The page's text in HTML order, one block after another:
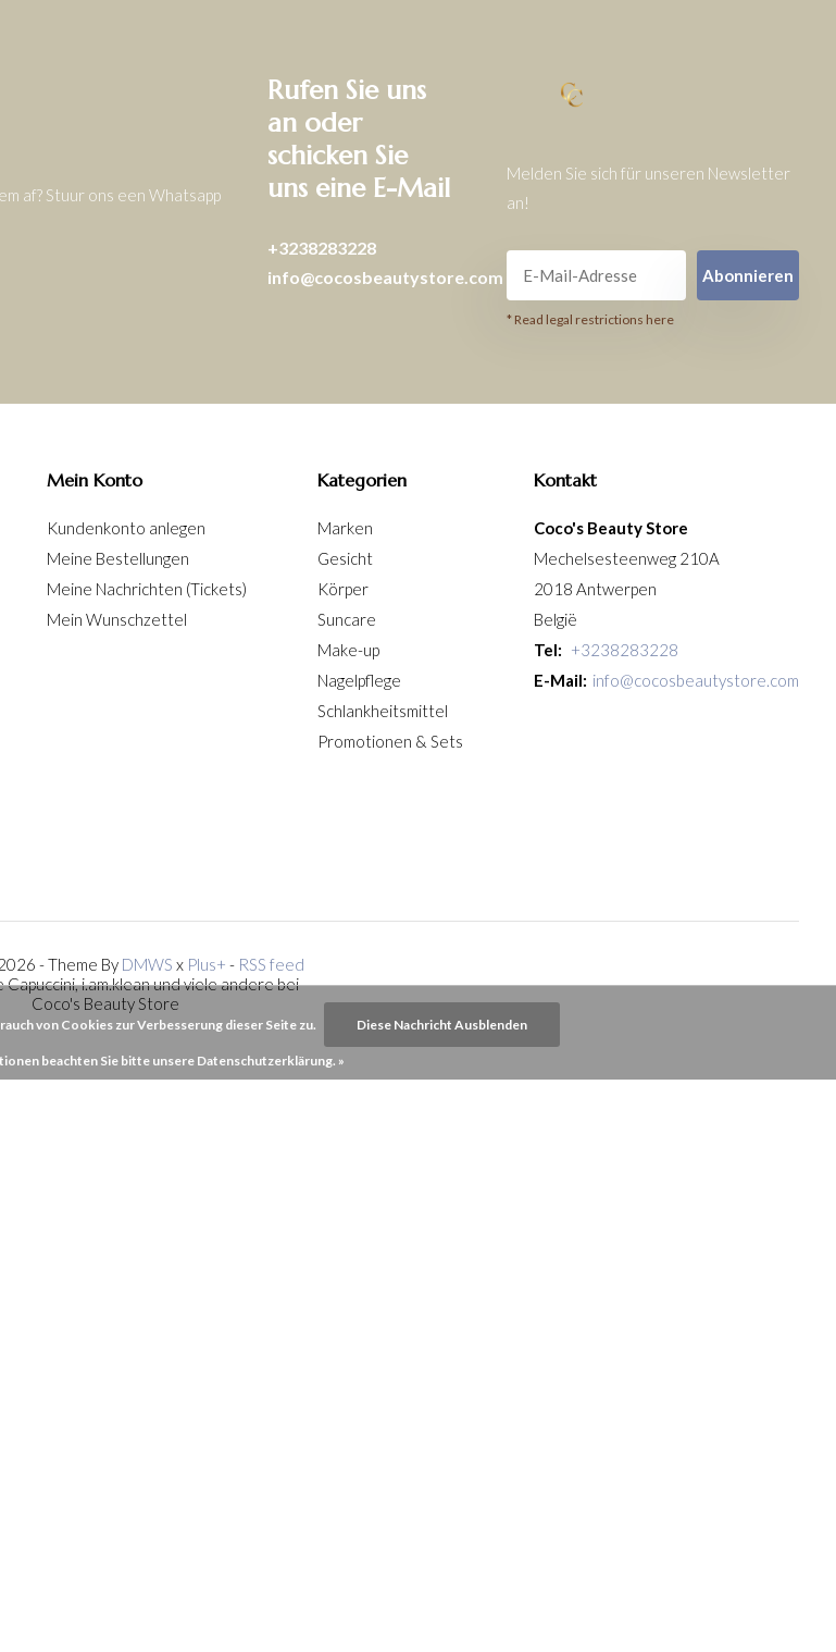
af? Stuur ons een Whatsapp
Rufen Sie uns
an oder
schicken Sie
uns eine E-Mail
+3238283228
info@cocosbeautystore.com
Melden Sie sich für unseren Newsletter
an!
Abonnieren
* Read legal restrictions here
Mein Konto
Kundenkonto anlegen
Meine Bestellungen
Meine Nachrichten (Tickets)
Mein Wunschzettel
Kategorien
Marken
Gesicht
Körper
Suncare
Make-up
Nagelpflege
Schlankheitsmittel
Promotionen & Sets
Kontakt
Coco's Beauty Store
Mechelsesteenweg 210A
2018 Antwerpen
België
Tel: +3238283228
E-Mail: info@cocosbeautystore.com
- Theme By DMWS x Plus+ - RSS feed
Capuccini, i.am.klean und viele andere bei
Coco's Beauty Store
von Cookies zur Verbesserung dieser Seite zu. Diese Nachricht Ausblenden
beachten Sie bitte unsere Datenschutzerklärung. »